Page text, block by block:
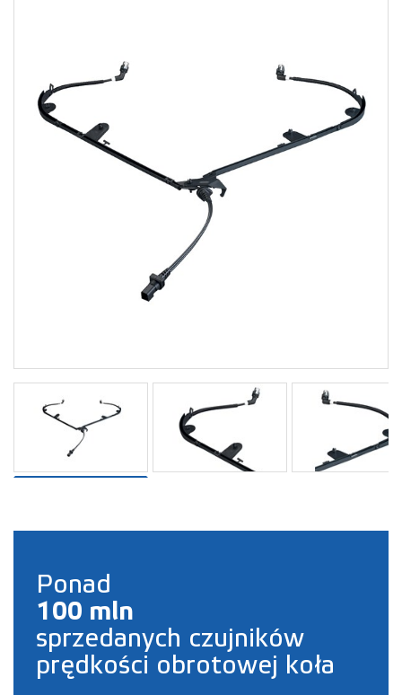
Ponad
100 mln
sprzedanych czujników
prędkości obrotowej koła